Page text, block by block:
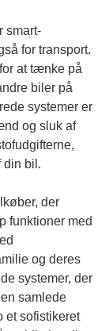
smart-
for transport.
at tænke på
biler på
systemer er
og sluk af
din bil.
der
funktioner med
og deres
systemer, der
samlede
et sofistikeret